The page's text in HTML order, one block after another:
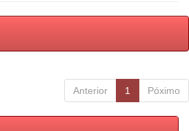
Anterior 1 Póximo